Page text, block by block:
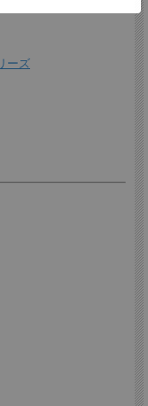
料のラッピングも承ってお
る場合があります。
革製のチャームをお付けし
ーズ